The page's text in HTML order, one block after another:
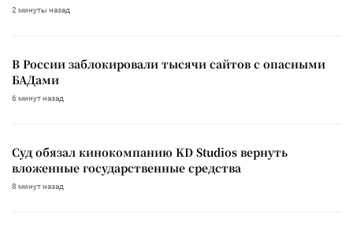
2 минуты назад
В России заблокировали тысячи сайтов с опасными
БАДами
6 минут назад
Суд обязал кинокомпанию KD Studios вернуть
вложенные государственные средства
8 минут назад